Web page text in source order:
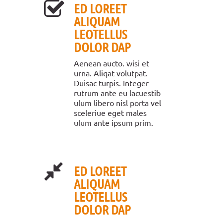
ED LOREET
ALIQUAM
LEOTELLUS
DOLOR DAP
Aenean aucto. wisi et
urna. Aliqat volutpat.
Duisac turpis. Integer
rutrum ante eu lacuestib
ulum libero nisl porta vel
sceleriue eget males
ulum ante ipsum prim.
ED LOREET
ALIQUAM
LEOTELLUS
DOLOR DAP